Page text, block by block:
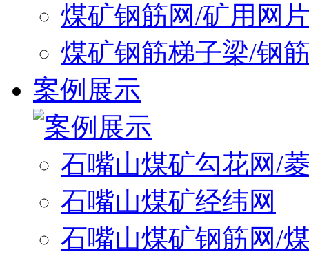
煤矿钢筋网/矿用网
煤矿钢筋梯子梁/钢
案例展示
石嘴山煤矿勾花网/
石嘴山煤矿经纬网
石嘴山煤矿钢筋网/